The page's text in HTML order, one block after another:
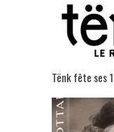
Tënk fête ses